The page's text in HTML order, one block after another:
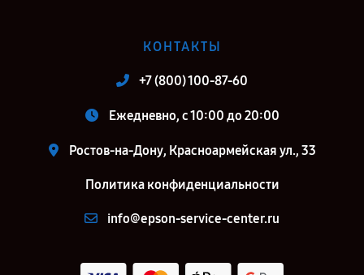
КОНТАКТЫ
+7 (800) 100-87-60
Ежедневно, с 10:00 до 20:00
Ростов-на-Дону, Красноармейская ул., 33
Политика конфиденциальности
info@epson-service-center.ru